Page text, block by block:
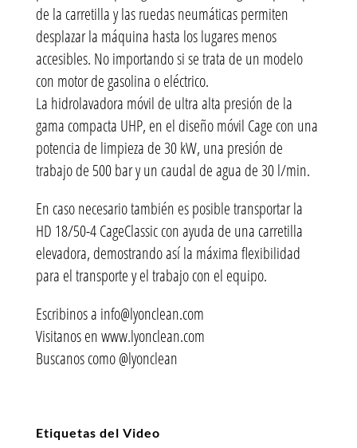
de la carretilla y las ruedas neumáticas permiten
desplazar la máquina hasta los lugares menos
accesibles. No importando si se trata de un modelo
con motor de gasolina o eléctrico.
La hidrolavadora móvil de ultra alta presión de la
gama compacta UHP, en el diseño móvil Cage con una
potencia de limpieza de 30 kW, una presión de
trabajo de 500 bar y un caudal de agua de 30 l/min.
En caso necesario también es posible transportar la
HD 18/50-4 CageClassic con ayuda de una carretilla
elevadora, demostrando así la máxima flexibilidad
para el transporte y el trabajo con el equipo.
Escribinos a info@lyonclean.com
Visitanos en www.lyonclean.com
Buscanos como @lyonclean
Etiquetas del Video